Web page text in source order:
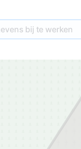
bij te werken